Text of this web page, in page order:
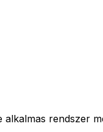
rendszer